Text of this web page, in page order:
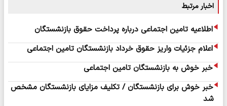
اخبار مرتبط
اطلاعیه تامین اجتماعی درباره پرداخت حقوق بازنشستگان
اعلام جزئیات واریز حقوق خرداد بازنشستگان تامین اجتماعی
خبر خوش به بازنشستگان تامین اجتماعی
خبر خوش برای بازنشستگان / تکلیف مزایای بازنشستگان مشخص
شد